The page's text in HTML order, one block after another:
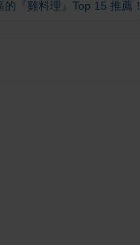
的『雞料理』Top 15 推薦！